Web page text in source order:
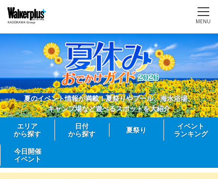
MENU
夏のイベント情報が満載！夏祭りやプール、海水浴場、
キャンプ場など遊べるスポットを大紹介
エリア
から探す
日付
から探す
夏祭り
イベント
ランキング
今日開催
イベント